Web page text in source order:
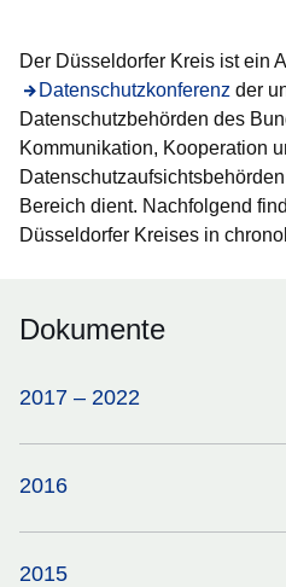
Der Düsseldorfer Kreis ist ein
Datenschutzkonferenz
Öffnet sich in einem neuender
Datenschutzbehörden des
Kommunikation, Kooperation
Bereich dient. Nachfolgend
Düsseldorfer Kreises in
Dokumente
2017 – 2022
2016
2015